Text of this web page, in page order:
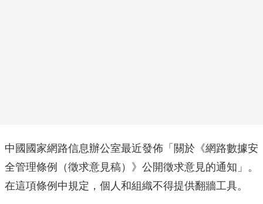
中國國家網路信息辦公室最近發佈「關於《網路數據安
全管理條例（徵求意見稿）》公開徵求意見的通知」。
在這項條例中規定，個人和組織不得提供翻牆工具。